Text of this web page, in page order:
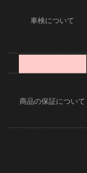
車検について
商品の保証について